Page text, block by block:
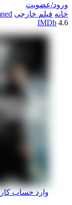
ورود/عضویت
خانه فیلم خارجی
IMDb 4.6
وارد حساب